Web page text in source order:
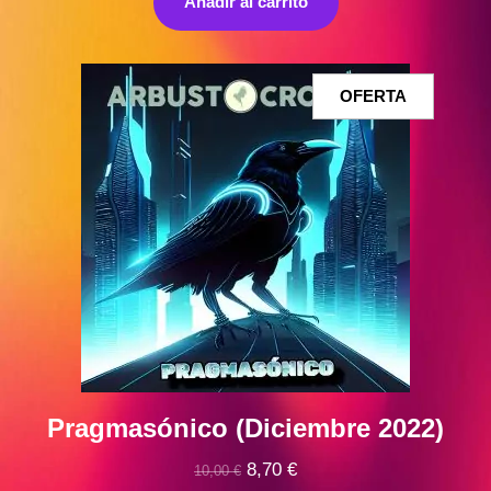
era:
es:
OFERTA
Pragmasónico (Diciembre 2022)
10,00€ El
8,70 €El